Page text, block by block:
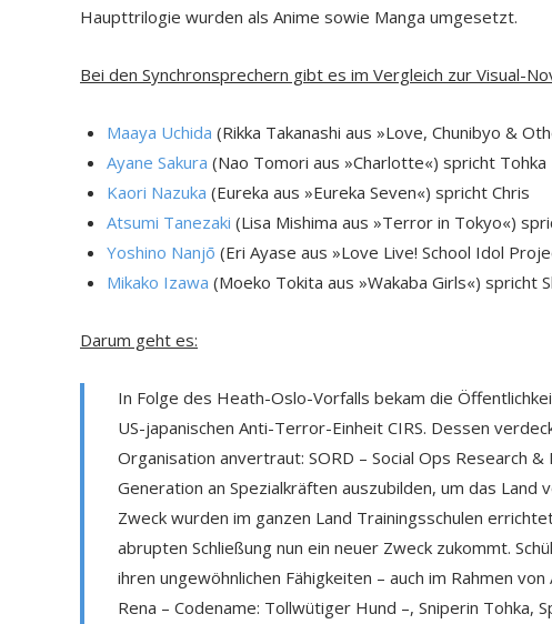
Haupttrilogie wurden als Anime sowie Manga umgesetzt.
Bei den Synchronsprechern gibt es im Vergleich zur Visual-
Maaya Uchida (Rikka Takanashi aus »Love, Chunibyo &
Ayane Sakura (Nao Tomori aus »Charlotte«) spricht Tohka
Kaori Nazuka (Eureka aus »Eureka Seven«) spricht Chris
Atsumi Tanezaki (Lisa Mishima aus »Terror in Tokyo«)
Yoshino Nanjō (Eri Ayase aus »Love Live! School Idol
Mikako Izawa (Moeko Tokita aus »Wakaba Girls«) spricht
Darum geht es:
In Folge des Heath-Oslo-Vorfalls bekam die
US-japanischen Anti-Terror-Einheit CIRS. Dessen
Organisation anvertraut: SORD – Social Ops Research
Generation an Spezialkräften auszubilden, um das
Zweck wurden im ganzen Land Trainingsschulen
abrupten Schließung nun ein neuer Zweck zukommt.
ihren ungewöhnlichen Fähigkeiten – auch im Rahmen
Rena – Codename: Tollwütiger Hund –, Sniperin Tohka,